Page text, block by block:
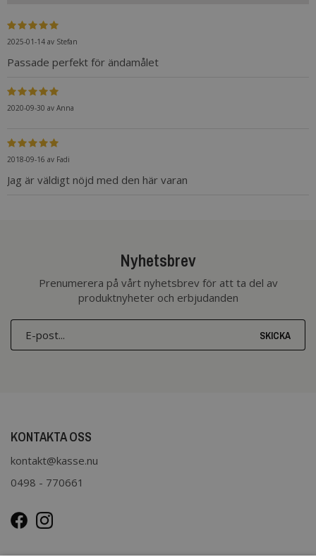
2025-01-14 av Stefan
Passade perfekt för ändamålet
2020-09-30 av Anna
2018-09-16 av Fadi
Jag är väldigt nöjd med den här varan
Nyhetsbrev
Prenumerera på vårt nyhetsbrev för att ta del av
produktnyheter och erbjudanden
SKICKA
KONTAKTA OSS
kontakt@kasse.nu
0498 - 770661